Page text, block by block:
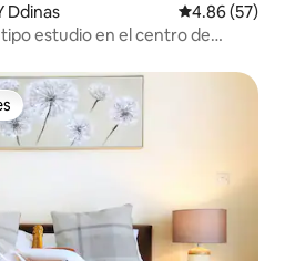
Ddinas Calificación
4.86 (57)
estudio en el centro de